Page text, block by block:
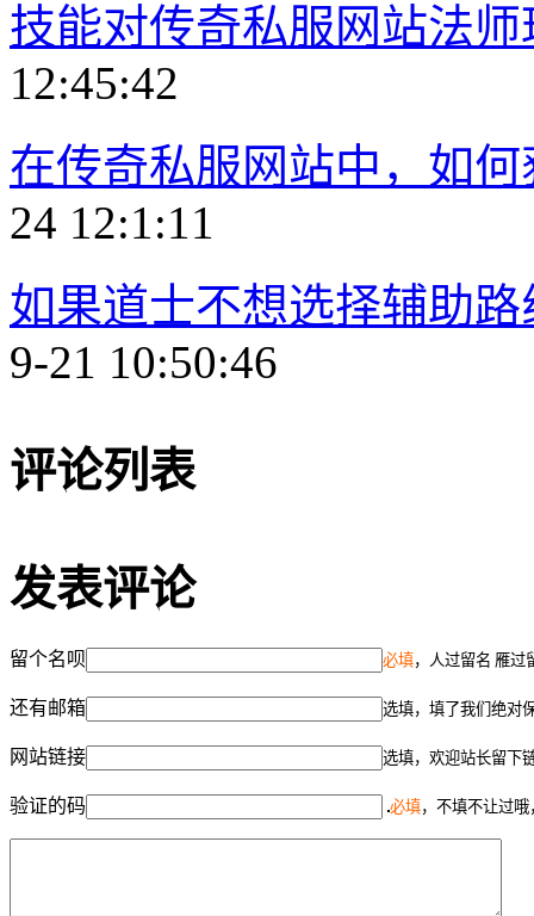
技能对传奇私服网站法
12:45:42
在传奇私服网站中，如
24 12:1:11
如果道士不想选择辅助
9-21 10:50:46
评论列表
发表评论
留个名呗 必填，人过留名 雁过
还有邮箱 选填，填了我们绝对
网站链接 选填，欢迎站长留下
验证的码 必填，不填不让过